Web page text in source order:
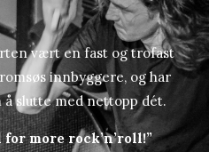
vært en fast og trofast
innbyggere, og har
slutte med nettopp dét.
for more rock’n’roll!”